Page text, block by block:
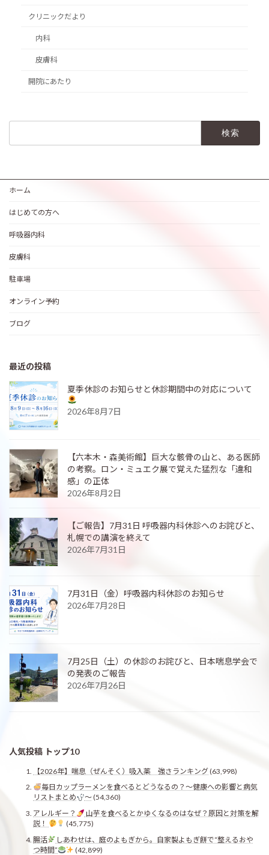
クリニックだより
内科
皮膚科
開院にあたり
ホーム
はじめての方へ
呼吸器内科
皮膚科
駐車場
オンライン予約
ブログ
最近の投稿
夏季休診のお知らせと休診期間中の対応について
2026年8月7日
【六本木・森美術館】巨大な骸骨の山と、ある医師
の考察。ロン・ミュエク展で覚えた猛烈な「違和
感」の正体
2026年8月2日
【ご報告】7月31日 呼吸器内科休診へのお詫びと、
札幌での講演を終えて
2026年7月31日
7月31日（金）呼吸器内科休診のお知らせ
2026年7月28日
7月25日（土）の休診のお詫びと、日本喘息学会で
の発表のご報告
2026年7月26日
人気投稿 トップ10
【2026年】喘息（ぜんそく）吸入薬 強さランキング(63,998)
毎日カップラーメンを食べるとどうなるの？〜健康への影響と病気
リストまとめ
〜(54,360)
アレルギー？
山芋を食べるとかゆくなるのはなぜ？原因と対策を解
説！
(45,775)
腸活
しあわせは、庭のよもぎから。自家製よもぎ餅で“整えるおや
つ時間”
(42,899)